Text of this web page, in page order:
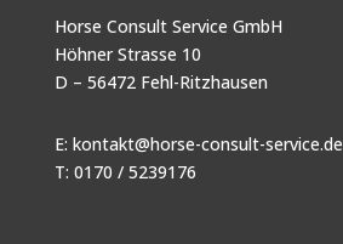
Horse Consult Service GmbH
Höhner Strasse 10
D – 56472 Fehl-Ritzhausen
E: kontakt@horse-consult-service.de
T: 0170 / 5239176